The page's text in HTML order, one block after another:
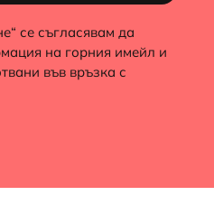
се съгласявам да
на горния имейл и
във връзка с